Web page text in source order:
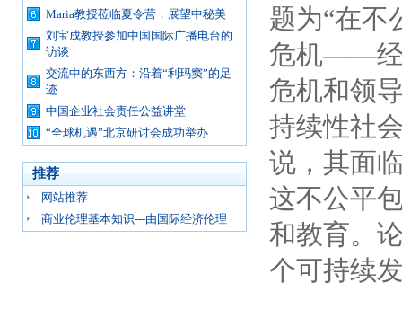
Maria教授莅临夏令营，展望中秘美
刘宝成教授参加中国国际广播电台的
访谈
交流中的东西方：沿着“利玛窦”的足
迹
中国企业社会责任公益讲堂
“全球机遇”北京研讨会成功举办
推荐
网站推荐
商业伦理基本知识---由国际经济伦理
题为“在不
危机——经
危机和领
持续性社
说，其面
这不公平
和教育。
个可持续